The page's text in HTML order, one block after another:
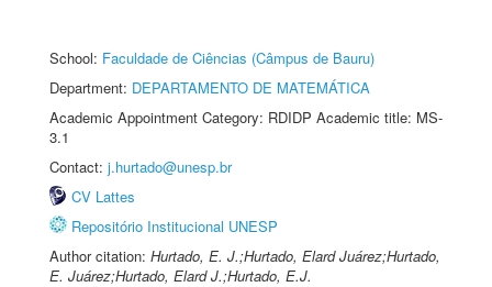
School: Faculdade de Ciências (Câmpus de Bauru)
Department: DEPARTAMENTO DE MATEMÁTICA
Academic Appointment Category: RDIDP Academic title: MS-
3.1
Contact: j.hurtado@unesp.br
CV Lattes
Repositório Institucional UNESP
Author citation: Hurtado, E. J.;Hurtado, Elard Juárez;Hurtado,
E. Juárez;Hurtado, Elard J.;Hurtado, E.J.